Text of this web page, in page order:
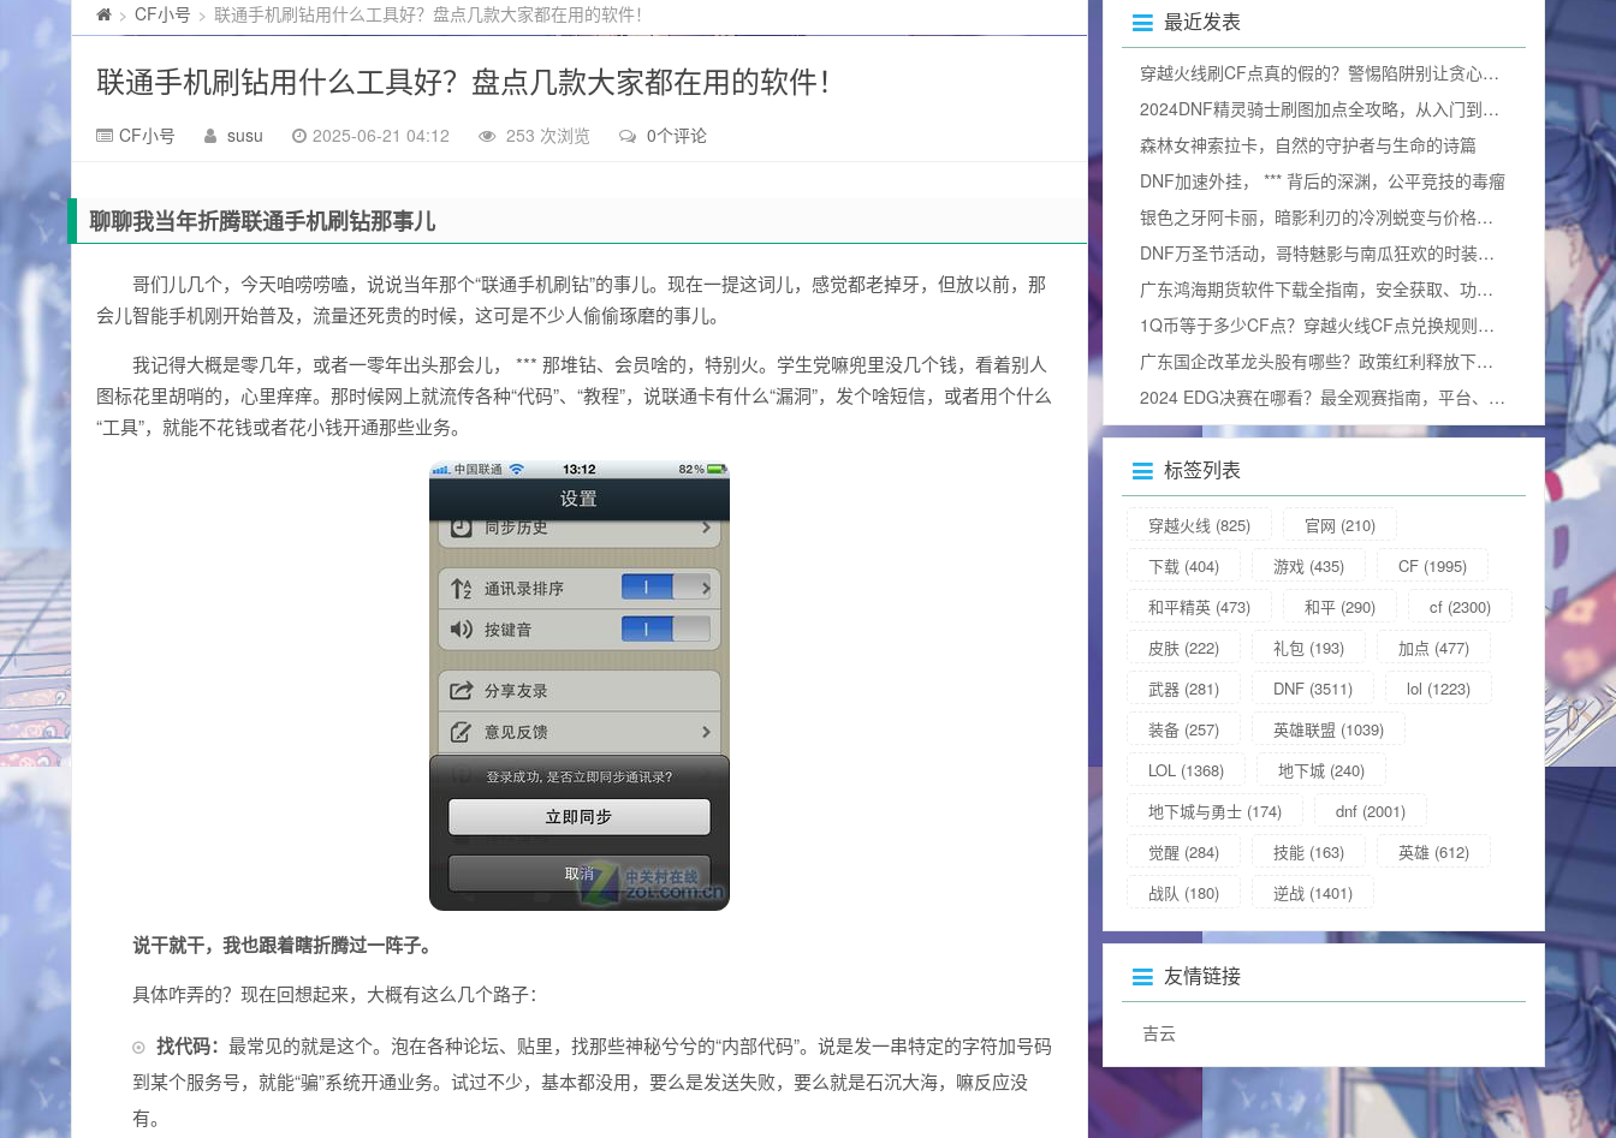
> CF小号 > 联通手机刷钻用什么工具好？盘点几款大家都在用的软件！
联通手机刷钻用什么工具好？盘点几款大家都在用的软件！
CF小号 susu 2025-06-21 04:12 253 次浏览 0个评论
聊聊我当年折腾联通手机刷钻那事儿
哥们儿几个，今天咱唠唠嗑，说说当年那个“联通手机刷钻”的事儿。现在一提这词儿，感觉都老掉牙，但放以前，那
会儿智能手机刚开始普及，流量还死贵的时候，这可是不少人偷偷琢磨的事儿。
我记得大概是零几年，或者一零年出头那会儿， *** 那堆钻、会员啥的，特别火。学生党嘛兜里没几个钱，看着别人
图标花里胡哨的，心里痒痒。那时候网上就流传各种“代码”、“教程”，说联通卡有什么“漏洞”，发个啥短信，或者用个什么
“工具”，就能不花钱或者花小钱开通那些业务。
说干就干，我也跟着瞎折腾过一阵子。
具体咋弄的？现在回想起来，大概有这么几个路子：
找代码： 最常见的就是这个。泡在各种论坛、贴里，找那些神秘兮兮的“内部代码”。说是发一串特定的字符加号码
到某个服务号，就能“骗”系统开通业务。试过不少，基本都没用，要么是发送失败，要么就是石沉大海，嘛反应没
有。
最近发表
穿越火线刷CF点真的假的？警惕陷阱别让贪心毁掉游戏体验
2024DNF精灵骑士刷图加点全攻略，从入门到精通，打造一线输出（附加点图）
森林女神索拉卡，自然的守护者与生命的诗篇
DNF加速外挂， *** 背后的深渊，公平竞技的毒瘤
银色之牙阿卡丽，暗影利刃的冷冽蜕变与价格询问
DNF万圣节活动，哥特魅影与南瓜狂欢的时装奇幻碰撞
广东鸿海期货软件下载全指南，安全获取、功能解析与使用技巧
1Q币等于多少CF点？穿越火线CF点兑换规则与实用攻略详解
广东国企改革龙头股有哪些？政策红利释放下的价值重估与布局窗口解析
2024 EDG决赛在哪看？最全观赛指南，平台、细节及视频观看方式汇总
标签列表
穿越火线 (825) 官网 (210)
下载 (404) 游戏 (435) CF (1995)
和平精英 (473) 和平 (290) cf (2300)
皮肤 (222) 礼包 (193) 加点 (477)
武器 (281) DNF (3511) lol (1223)
装备 (257) 英雄联盟 (1039)
LOL (1368) 地下城 (240)
地下城与勇士 (174) dnf (2001)
觉醒 (284) 技能 (163) 英雄 (612)
战队 (180) 逆战 (1401)
友情链接
吉云